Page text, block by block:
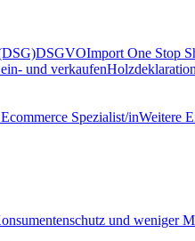
DSGVOImport One Stop
und verkaufen
Spezialist/inWeitere
und weniger